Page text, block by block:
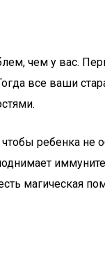
чем у вас.
все ваши
ребенка не
магическая